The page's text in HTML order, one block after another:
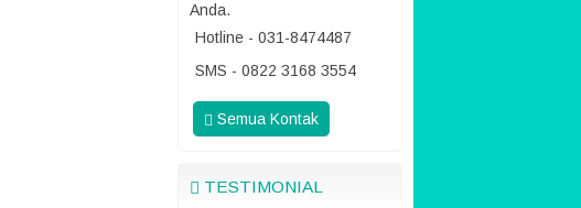
Anda.
Hotline - 031-8474487
SMS - 0822 3168 3554
Semua Kontak
TESTIMONIAL